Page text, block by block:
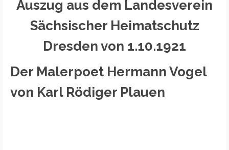
Auszug aus dem Landesverein
Sächsischer Heimatschutz
Dresden von 1.10.1921
Der Malerpoet Hermann Vogel
von Karl Rödiger Plauen